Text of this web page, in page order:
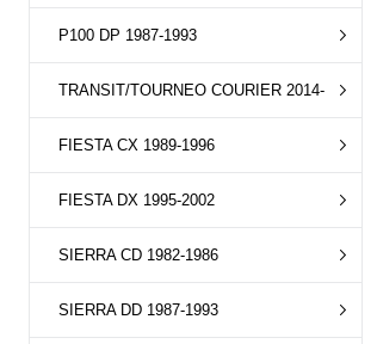
P100 DP 1987-1993
TRANSIT/TOURNEO COURIER 2014-
FIESTA CX 1989-1996
FIESTA DX 1995-2002
SIERRA CD 1982-1986
SIERRA DD 1987-1993